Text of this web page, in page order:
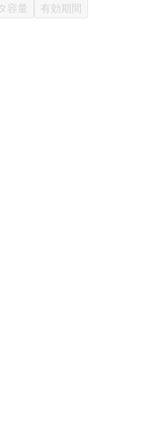
容量 有効期間